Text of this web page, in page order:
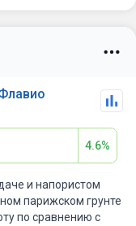
4.6%
и напористом
парижском грунте
по сравнению с